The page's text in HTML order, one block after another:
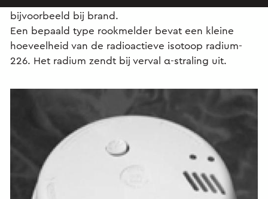
bijvoorbeeld bij brand.
Een bepaald type rookmelder bevat een kleine
hoeveelheid van de radioactieve isotoop radium-
226. Het radium zendt bij verval α-straling uit.